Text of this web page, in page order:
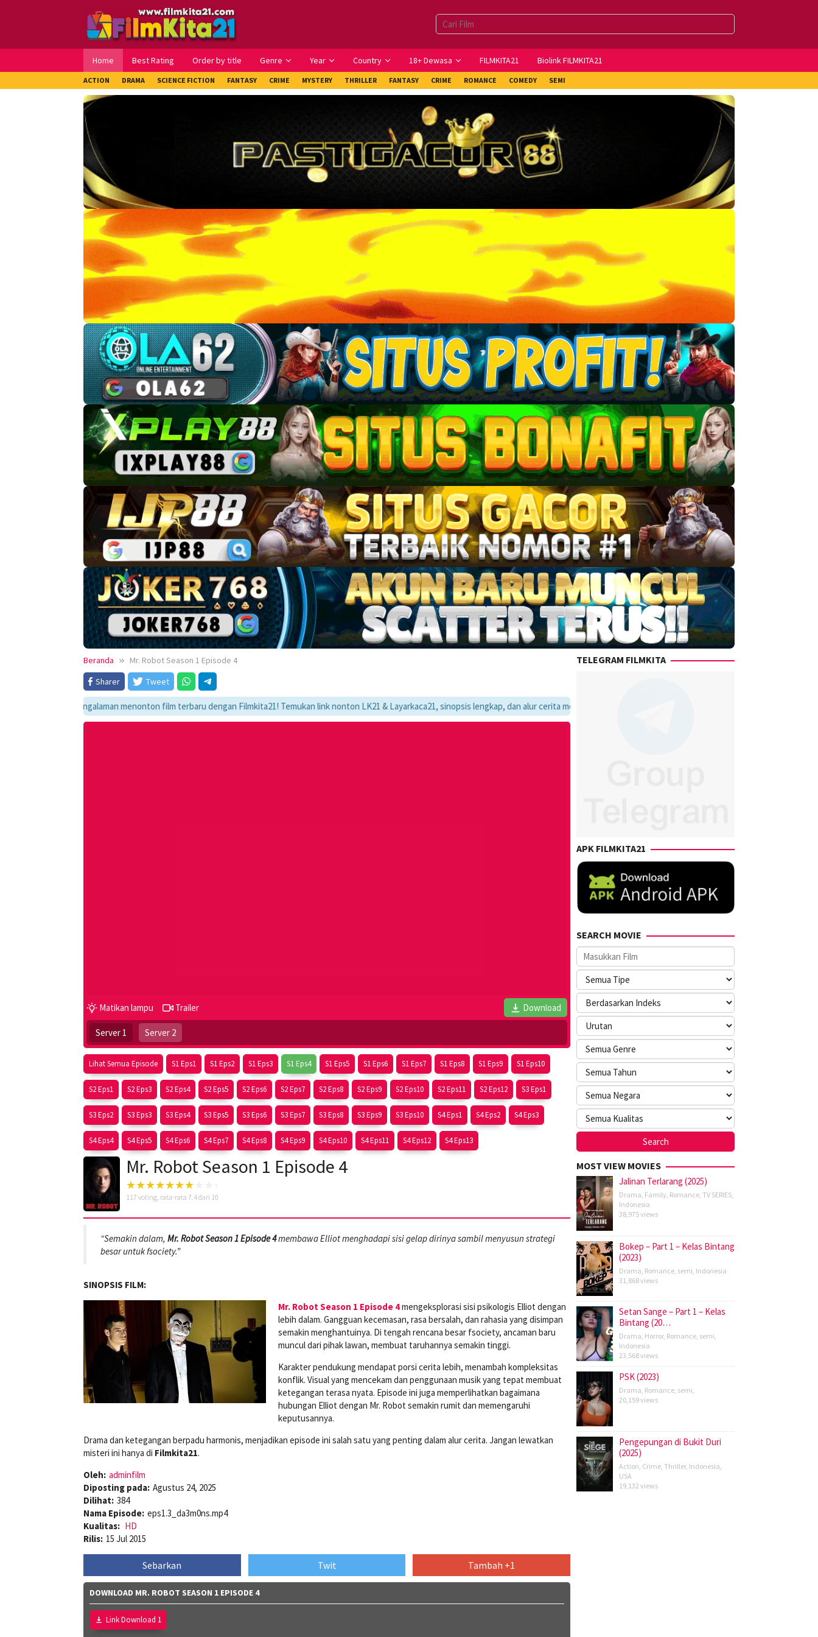
Home Best Rating Order by title Genre Year Country 18+ Dewasa FILMKITA21 Biolink FILMKITA21
ACTION DRAMA SCIENCE FICTION FANTASY CRIME MYSTERY THRILLER FANTASY CRIME ROMANCE COMEDY SEMI
Beranda
Mr. Robot Season 1 Episode 4
Sharer
Tweet
Nikmati pengalaman menonton film terbaru dengan Filmkita21! Temukan link nonton LK21 & Layarkaca21, sinopsis lengkap, dan alur cerita movie favoritmu dalam satu tempat yang praktis dan update setiap hari.
Matikan lampu Trailer Download
Server 1 Server 2
Lihat Semua Episode S1 Eps1 S1 Eps2 S1 Eps3 S1 Eps4 S1 Eps5 S1 Eps6 S1 Eps7 S1 Eps8 S1 Eps9 S1 Eps10
S2 Eps1 S2 Eps3 S2 Eps4 S2 Eps5 S2 Eps6 S2 Eps7 S2 Eps8 S2 Eps9 S2 Eps10 S2 Eps11 S2 Eps12 S3 Eps1
S3 Eps2 S3 Eps3 S3 Eps4 S3 Eps5 S3 Eps6 S3 Eps7 S3 Eps8 S3 Eps9 S3 Eps10 S4 Eps1 S4 Eps2 S4 Eps3
S4 Eps4 S4 Eps5 S4 Eps6 S4 Eps7 S4 Eps8 S4 Eps9 S4 Eps10 S4 Eps11 S4 Eps12 S4 Eps13
Mr. Robot Season 1 Episode 4
117 voting, rata-rata 7.4dari 10
“Semakin dalam, Mr. Robot Season 1 Episode 4membawa Elliot menghadapi sisi gelap dirinya sambil menyusun strategi
besar untuk fsociety.”
SINOPSIS FILM:
Mr. Robot Season 1 Episode 4mengeksplorasi sisi psikologis Elliot dengan
lebih dalam. Gangguan kecemasan, rasa bersalah, dan rahasia yang disimpan
semakin menghantuinya. Di tengah rencana besar fsociety, ancaman baru
muncul dari pihak lawan, membuat taruhannya semakin tinggi.
Karakter pendukung mendapat porsi cerita lebih, menambah kompleksitas
konflik. Visual yang mencekam dan penggunaan musik yang tepat membuat
ketegangan terasa nyata. Episode ini juga memperlihatkan bagaimana
hubungan Elliot dengan Mr. Robot semakin rumit dan memengaruhi
keputusannya.
Drama dan ketegangan berpadu harmonis, menjadikan episode ini salah satu yang penting dalam alur cerita. Jangan lewatkan
misteri ini hanya di Filmkita21.
Oleh: adminfilm
Diposting pada: Agustus 24, 2025
Dilihat: 384
Nama Episode: eps1.3_da3m0ns.mp4
Kualitas: HD
Rilis: 15 Jul 2015
Sebarkan Twit Tambah +1
DOWNLOAD MR. ROBOT SEASON 1 EPISODE 4
Link Download 1
TELEGRAM FILMKITA
APK FILMKITA21
SEARCH MOVIE
MOST VIEW MOVIES
Jalinan Terlarang (2025)
Drama, Family, Romance, TV SERIES,
Indonesia
38,975 views
Bokep – Part 1 – Kelas Bintang
(2023)
Drama, Romance, semi, Indonesia
31,868 views
Setan Sange – Part 1 – Kelas
Bintang (20…
Drama, Horror, Romance, semi,
Indonesia
23,568 views
PSK (2023)
Drama, Romance, semi,
20,159 views
Pengepungan di Bukit Duri
(2025)
Action, Crime, Thriller, Indonesia,
USA
19,132 views